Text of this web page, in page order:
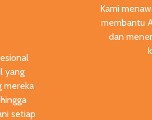
yang
mereka
setiap
Kami
membantu
dan